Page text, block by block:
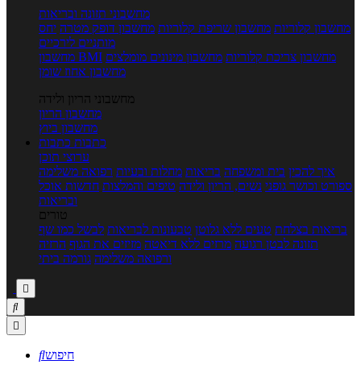
מחשבוני תזונה ובריאות
מחשבון קלוריות מחשבון שריפת קלוריות מחשבון דופק מטרה יחס
מותניים לירכיים
מחשבון BMI
מחשבון צריכת קלוריות מחשבון מינונים מומלצים
מחשבון אחוז שומן
מחשבוני הריון ולידה
מחשבון הריון
מחשבון ביוץ
כתבות כתבות
ערוצי תוכן
איך להכין בית ומשפחה בריאות מחלות ובעיות רפואה משלימה
ספורט וכושר גופני נשים, הריון ולידה טיפים והמלצות חדשות אוכל
ובריאות
טורים
בריאות בצלחת טעים ללא גלוטן טבעונות לבריאות לבשל כמו שף
תזונה לבטן רגועה מרזים ללא דיאטה מזיזים את הגוף הרזיה
ורפואה משלימה גורמה ביתי



חיפוש